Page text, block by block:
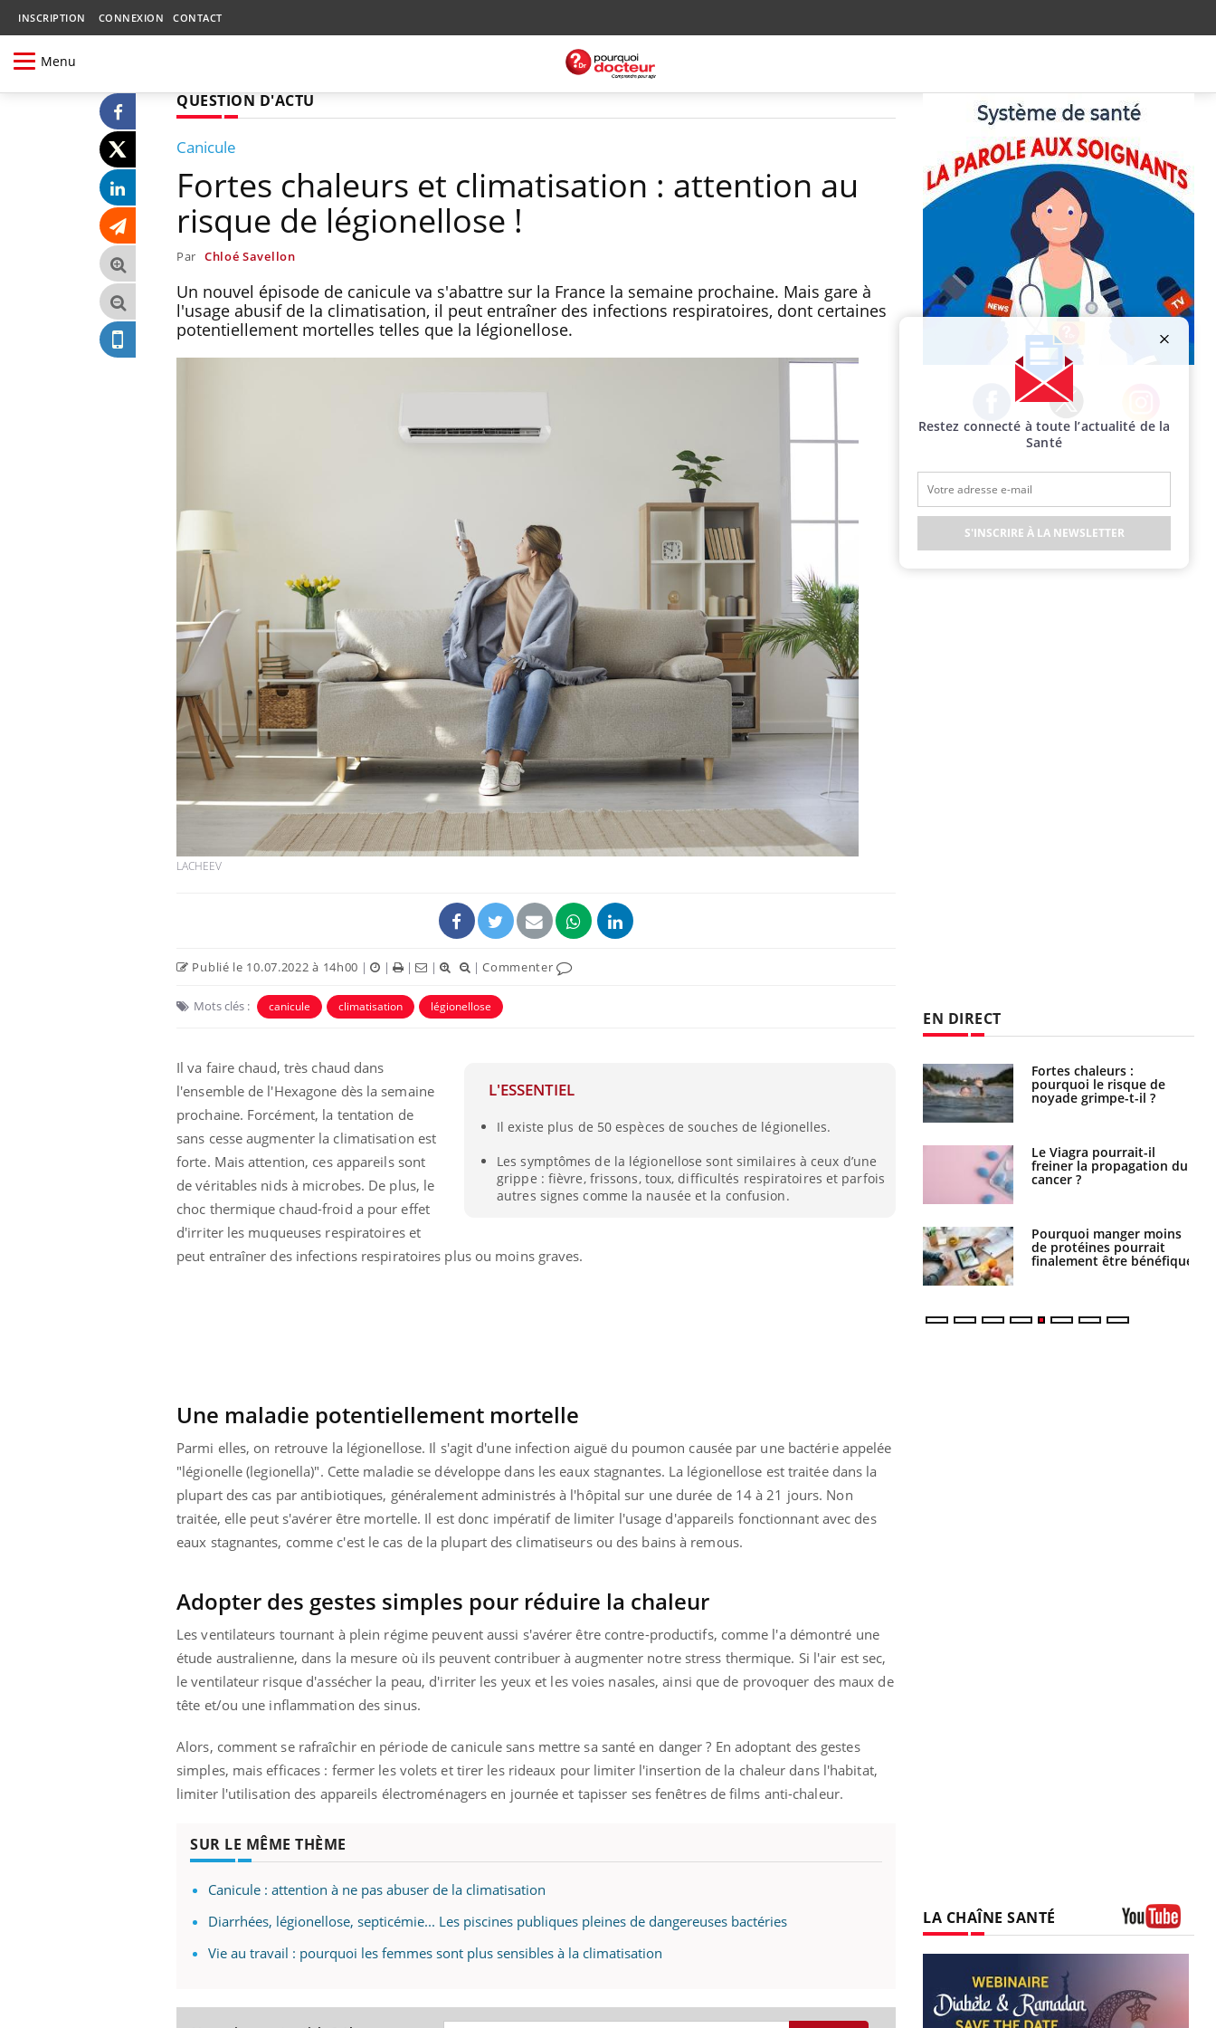
INSCRIPTION CONNEXION CONTACT
Menu
QUESTION D'ACTU
Canicule
Fortes chaleurs et climatisation : attention au
risque de légionellose !
Par Chloé Savellon
Un nouvel épisode de canicule va s'abattre sur la France la semaine prochaine. Mais gare à
l'usage abusif de la climatisation, il peut entraîner des infections respiratoires, dont certaines
potentiellement mortelles telles que la légionellose.
LACHEEV
Publié le 10.07.2022 à 14h00 | | | | |Commenter
Mots clés : canicule climatisation légionellose
L'ESSENTIEL
Il existe plus de 50 espèces de souches de légionelles.
Les symptômes de la légionellose sont similaires à ceux d’une
grippe : fièvre, frissons, toux, difficultés respiratoires et parfois
autres signes comme la nausée et la confusion.
Il va faire chaud, très chaud dans
l'ensemble de l'Hexagone dès la semaine
prochaine. Forcément, la tentation de
sans cesse augmenter la climatisation est
forte. Mais attention, ces appareils sont
de véritables nids à microbes. De plus, le
choc thermique chaud-froid a pour effet
d'irriter les muqueuses respiratoires et
peut entraîner des infections respiratoires plus ou moins graves.
Une maladie potentiellement mortelle
Parmi elles, on retrouve la légionellose. Il s'agit d'une infection aiguë du poumon causée par une bactérie appelée
"légionelle (legionella)". Cette maladie se développe dans les eaux stagnantes. La légionellose est traitée dans la
plupart des cas par antibiotiques, généralement administrés à l'hôpital sur une durée de 14 à 21 jours. Non
traitée, elle peut s'avérer être mortelle. Il est donc impératif de limiter l'usage d'appareils fonctionnant avec des
eaux stagnantes, comme c'est le cas de la plupart des climatiseurs ou des bains à remous.
Adopter des gestes simples pour réduire la chaleur
Les ventilateurs tournant à plein régime peuvent aussi s'avérer être contre-productifs, comme l'a démontré une
étude australienne, dans la mesure où ils peuvent contribuer à augmenter notre stress thermique. Si l'air est sec,
le ventilateur risque d'assécher la peau, d'irriter les yeux et les voies nasales, ainsi que de provoquer des maux de
tête et/ou une inflammation des sinus.
Alors, comment se rafraîchir en période de canicule sans mettre sa santé en danger ? En adoptant des gestes
simples, mais efficaces : fermer les volets et tirer les rideaux pour limiter l'insertion de la chaleur dans l'habitat,
limiter l'utilisation des appareils électroménagers en journée et tapisser ses fenêtres de films anti-chaleur.
SUR LE MÊME THÈME
Canicule : attention à ne pas abuser de la climatisation
Diarrhées, légionellose, septicémie... Les piscines publiques pleines de dangereuses bactéries
Vie au travail : pourquoi les femmes sont plus sensibles à la climatisation
Facebook Twitter Instagram
EN DIRECT
Comment oublier les
écrans en vacances ?
Toujours connectés :
comment le travail
empiète de plus en plus
sur nos soirées
Cancer colorectal : une
stratégie simple aurait
changé la donne au Pays
West Nile : que se passe-
t-il dans le sud de la
protègent-ils aussi les os
charge des femmes
tous les jours se profile-t-
elle enfin ?
Fortes chaleurs :
pourquoi le risque de
noyade grimpe-t-il ?
Le Viagra pourrait-il
freiner la propagation du
cancer ?
Pourquoi manger moins
de protéines pourrait
finalement être bénéfique
LA CHAÎNE SANTÉ
Youtube
Restez connecté à toute l’actualité de la
Santé
S'INSCRIRE À LA NEWSLETTER